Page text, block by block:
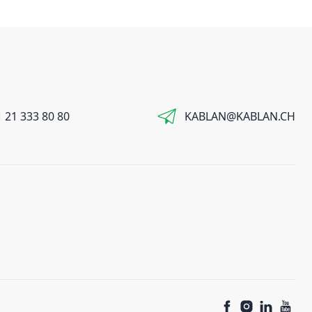
21 333 80 80 KABLAN@KABLAN.CH